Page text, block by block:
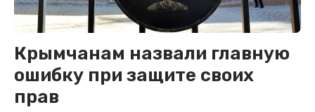
Крымчанам назвали главную
ошибку при защите своих
прав